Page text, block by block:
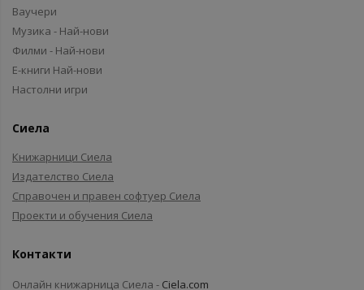
Ваучери
Музика - Най-нови
Филми - Най-нови
Е-книги Най-нови
Настолни игри
Сиела
Книжарници Сиела
Издателство Сиела
Справочен и правен софтуер Сиела
Проекти и обучения Сиела
Контакти
Онлайн книжарница Сиела - Ciela.com